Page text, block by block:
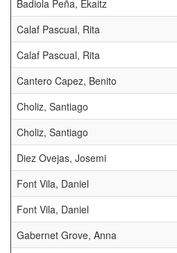
Badiola Peña, Ekaitz
Calaf Pascual, Rita
Calaf Pascual, Rita
Cantero Capez, Benito
Choliz, Santiago
Choliz, Santiago
Diez Ovejas, Josemi
Font Vila, Daniel
Font Vila, Daniel
Gabernet Grove, Anna